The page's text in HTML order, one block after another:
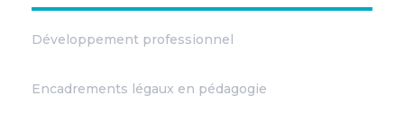
Développement professionnel
Encadrements légaux en pédagogie